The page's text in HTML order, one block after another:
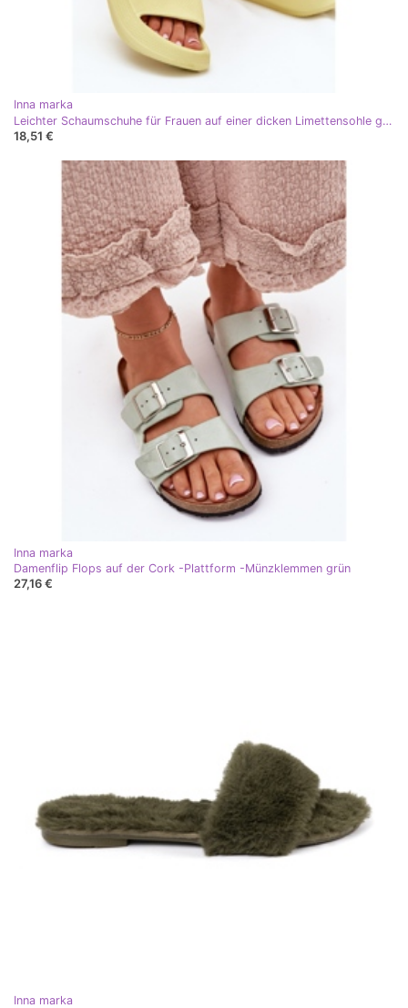
Inna marka
Leichter Schaumschuhe für Frauen auf einer dicken Limettensohle grün
18,51 €
Inna marka
Damenflip Flops auf der Cork -Plattform -Münzklemmen grün
27,16 €
Inna marka